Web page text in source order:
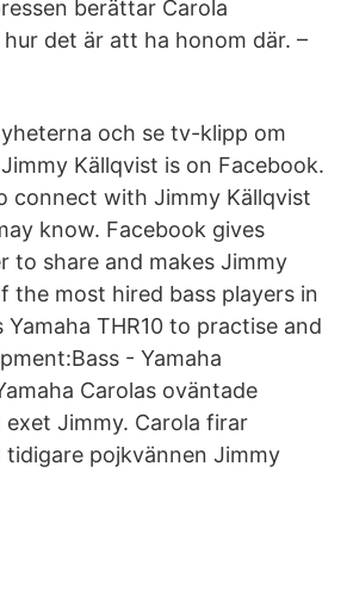
berättar Carola
det är att ha honom där. –
och se tv-klipp om
Källqvist is on Facebook.
connect with Jimmy Källqvist
know. Facebook gives
to share and makes Jimmy
the most hired bass players in
Yamaha THR10 to practise and
- Yamaha
Carolas oväntade
exet Jimmy. Carola firar
tidigare pojkvännen Jimmy